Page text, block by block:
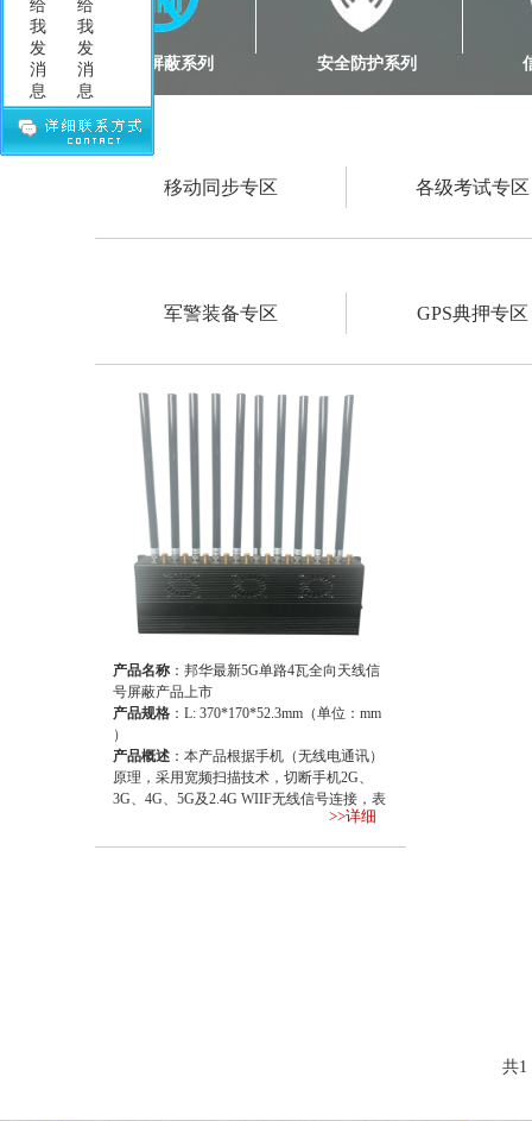
信号屏蔽系列 安全防护系列
移动同步专区 各级考试专区
军警装备专区 GPS典押专区
产品名称 ：邦华最新5G单路4瓦全向天线信
号屏蔽产品上市
产品规格 ：L: 370*170*52.3mm（单位：mm
）
产品概述 ：本产品根据手机（无线电通讯）
原理，采用宽频扫描技术，切断手机2G、
3G、4G、5G及2.4G WIIF无线信号连接，表
现为搜索网络、无信号、无服务系统等现
>>详细
共1